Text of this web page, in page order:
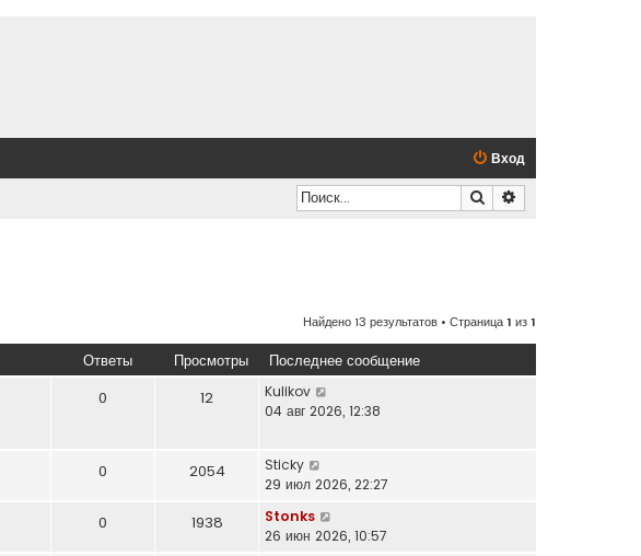
Вход
Поиск
Найдено 13 результатов • Страница1 из1
Ответы Просмотры Последнее сообщение
0 12
Kulikov
04 авг 2026, 12:38
0 2054
Sticky
29 июл 2026, 22:27
0 1938
Stonks
26 июн 2026, 10:57